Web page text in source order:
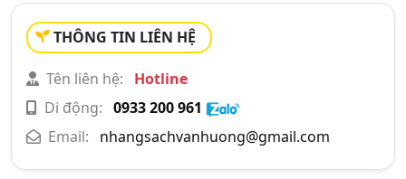
THÔNG TIN LIÊN HỆ
Tên liên hệ:
Hotline
Di động: 0933 200 961
Email:
nhangsachvanhuong@gmail.com